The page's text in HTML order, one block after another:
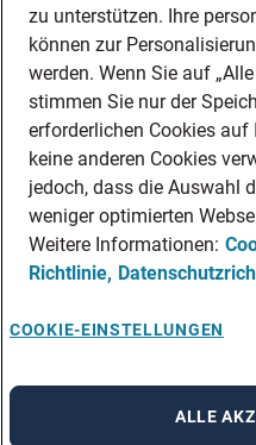
zu unterstützen. Ihre
können zur
werden. Wenn Sie auf
stimmen Sie nur der
erforderlichen Cookies auf
keine anderen Cookies
jedoch, dass die Auswahl
weniger optimierten
Weitere Informationen:
Richtlinie,
COOKIE-EINSTELLUNGEN
ALLE